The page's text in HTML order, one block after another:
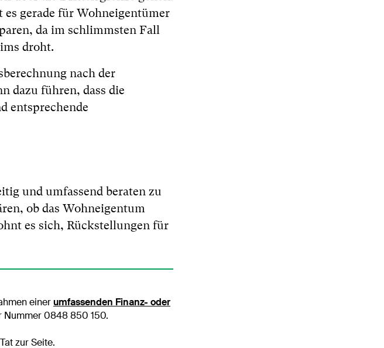
gerade für Wohneigentümer
da im schlimmsten Fall
droht.
nach der
dazu führen, dass die
entsprechende
und umfassend beraten zu
ob das Wohneigentum
es sich, Rückstellungen für
einerumfassenden Finanz- oder
Nummer 0848 850 150.
zur Seite.